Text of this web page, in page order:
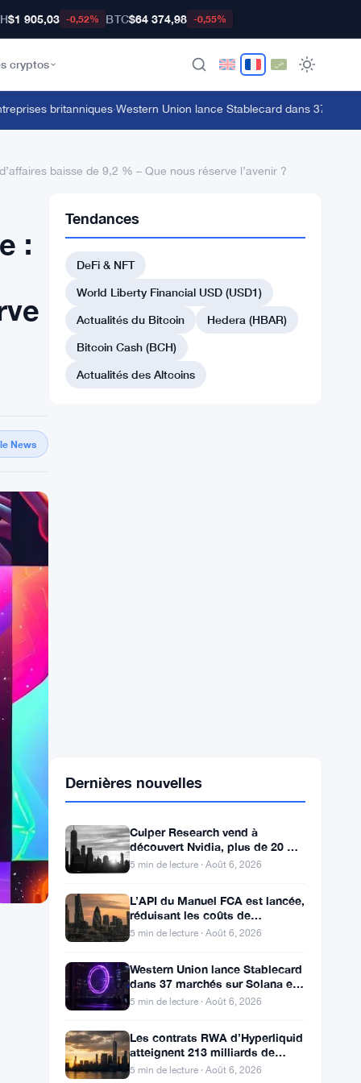
$1 905,03 -0,52% BTC$64 374,98 -0,55%
cryptos
britanniques·Western Union lance Stablecard dans 37 marchés
baisse de 9,2 % – Que nous réserve l’avenir ?
:
News
Tendances
DeFi & NFT
World Liberty Financial USD (USD1)
Actualités du Bitcoin
Hedera (HBAR)
Bitcoin Cash (BCH)
Actualités des Altcoins
Culper Research vend à
des revenus liés à la Chine
5 min de lecture · Août 6, 2026
L’API du Manuel FCA est lancée,